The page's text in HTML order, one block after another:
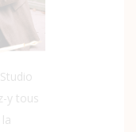
y tous